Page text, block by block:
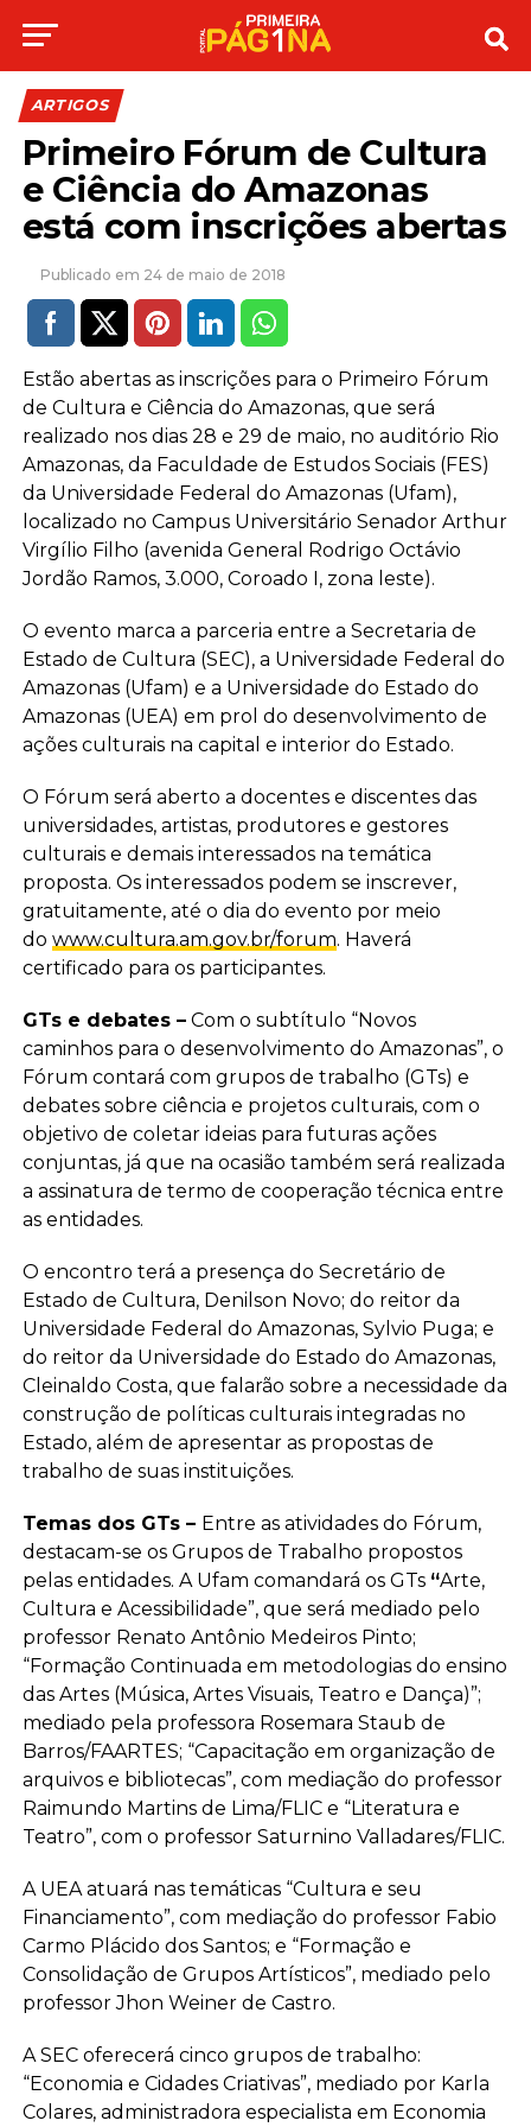
ARTIGOS
Primeiro Fórum de Cultura
e Ciência do Amazonas
está com inscrições abertas
24 de maio de 2018
Estão abertas as inscrições para o Primeiro Fórum
de Cultura e Ciência do Amazonas, que será
realizado nos dias 28 e 29 de maio, no auditório Rio
Amazonas, da Faculdade de Estudos Sociais (FES)
da Universidade Federal do Amazonas (Ufam),
localizado no Campus Universitário Senador Arthur
Virgílio Filho (avenida General Rodrigo Octávio
Jordão Ramos, 3.000, Coroado I, zona leste).
O evento marca a parceria entre a Secretaria de
Estado de Cultura (SEC), a Universidade Federal do
Amazonas (Ufam) e a Universidade do Estado do
Amazonas (UEA) em prol do desenvolvimento de
ações culturais na capital e interior do Estado.
O Fórum será aberto a docentes e discentes das
universidades, artistas, produtores e gestores
culturais e demais interessados na temática
proposta. Os interessados podem se inscrever,
gratuitamente, até o dia do evento por meio
do www.cultura.am.gov.br/forum. Haverá
certificado para os participantes.
GTs e debates –Com o subtítulo “Novos
caminhos para o desenvolvimento do Amazonas”, o
Fórum contará com grupos de trabalho (GTs) e
debates sobre ciência e projetos culturais, com o
objetivo de coletar ideias para futuras ações
conjuntas, já que na ocasião também será realizada
a assinatura de termo de cooperação técnica entre
as entidades.
O encontro terá a presença do Secretário de
Estado de Cultura, Denilson Novo; do reitor da
Universidade Federal do Amazonas, Sylvio Puga; e
do reitor da Universidade do Estado do Amazonas,
Cleinaldo Costa, que falarão sobre a necessidade da
construção de políticas culturais integradas no
Estado, além de apresentar as propostas de
trabalho de suas instituições.
Temas dos GTs – Entre as atividades do Fórum,
destacam-se os Grupos de Trabalho propostos
pelas entidades. A Ufam comandará os GTs “Arte,
Cultura e Acessibilidade”, que será mediado pelo
professor Renato Antônio Medeiros Pinto;
“Formação Continuada em metodologias do ensino
das Artes (Música, Artes Visuais, Teatro e Dança)”;
mediado pela professora Rosemara Staub de
Barros/FAARTES; “Capacitação em organização de
arquivos e bibliotecas”, com mediação do professor
Raimundo Martins de Lima/FLIC e “Literatura e
Teatro”, com o professor Saturnino Valladares/FLIC.
A UEA atuará nas temáticas “Cultura e seu
Financiamento”, com mediação do professor Fabio
Carmo Plácido dos Santos; e “Formação e
Consolidação de Grupos Artísticos”, mediado pelo
professor Jhon Weiner de Castro.
A SEC oferecerá cinco grupos de trabalho:
“Economia e Cidades Criativas”, mediado por Karla
Colares, administradora especialista em Economia